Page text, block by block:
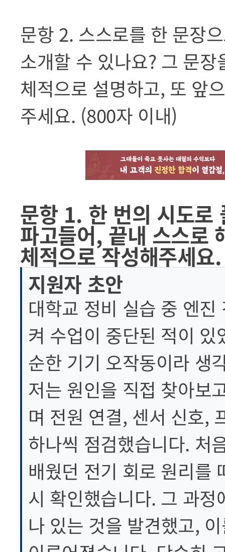
문항 2. 스스로를 한 문장
소개할 수 있나요? 그 문
체적으로 설명하고, 또 앞
주세요. (800자 이내)
문항 1. 한 번의 시도로
파고들어, 끝내 스스로
체적으로 작성해주세
지원자 초안
대학교 정비 실습 중 엔
켜 수업이 중단된 적이
순한 기기 오작동이라 생
저는 원인을 직접 찾아보
며 전원 연결, 센서 신호,
하나씩 점검했습니다. 처
배웠던 전기 회로 원리를
시 확인했습니다. 그 과
나 있는 것을 발견했고,